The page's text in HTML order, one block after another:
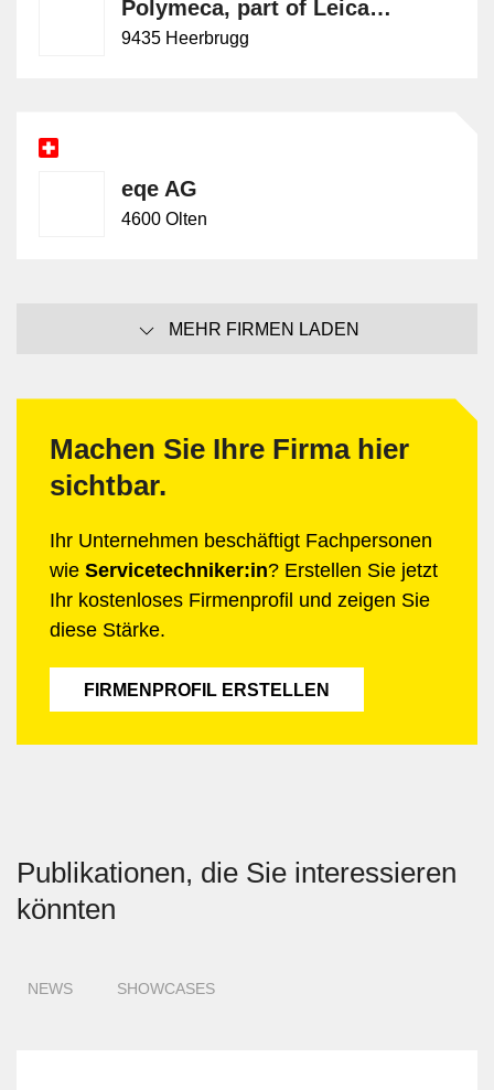
Polymeca, part of Leica Geosystems
9435 Heerbrugg
eqe AG
4600 Olten
MEHR FIRMEN LADEN
Machen Sie Ihre Firma hier
sichtbar.
Ihr Unternehmen beschäftigt Fachpersonen
wie Servicetechniker:in? Erstellen Sie jetzt
Ihr kostenloses Firmenprofil und zeigen Sie
diese Stärke.
FIRMENPROFIL ERSTELLEN
Publikationen, die Sie interessieren
könnten
NEWS SHOWCASES